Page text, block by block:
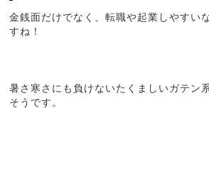
金銭面だけでなく、転職や起業しやすい
すね！
暑さ寒さにも負けないたくましいガテン
そうです。